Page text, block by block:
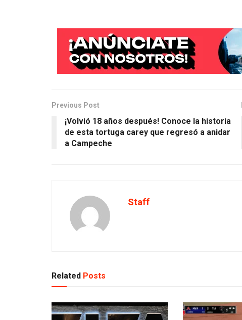
Previous Post
¡Volvió 18 años después! Conoce la historia
de esta tortuga carey que regresó a anidar
a Campeche
Staff
Related Posts